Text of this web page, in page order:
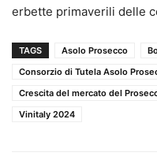
erbette primaverili delle
TAGS Asolo Prosecco
Consorzio di Tutela Asolo
Crescita del mercato del
Vinitaly 2024